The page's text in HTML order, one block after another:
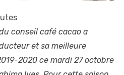
conseil café cacao a
et sa meilleure
2020 ce mardi 27 octobre